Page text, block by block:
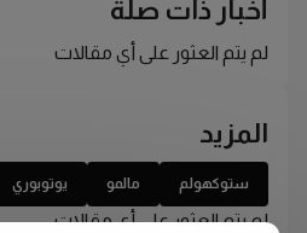
أخبار ذات صلة
لم يتم العثور على أي مقالات
المزيد
ستوكهولم مالمو يوتوبوري
لم يتم العثور على أي مقالات